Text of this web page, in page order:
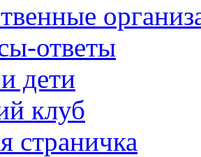
ответы
дети
клуб
страничка